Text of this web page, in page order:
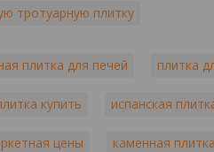
тротуарную плитку
плитка для печей плитка
купить испанская
цены каменная